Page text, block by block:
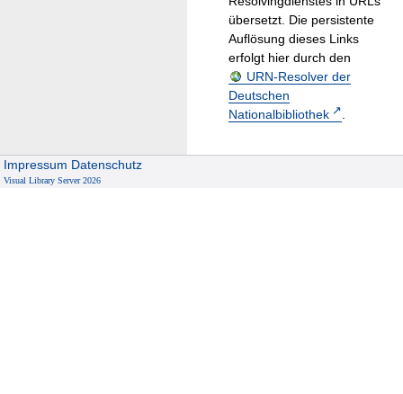
übersetzt. Die persistente
Auflösung dieses Links
erfolgt hier durch den
URN-Resolver der
Deutschen
Nationalbibliothek
.
Impressum Datenschutz
Visual Library Server 2026